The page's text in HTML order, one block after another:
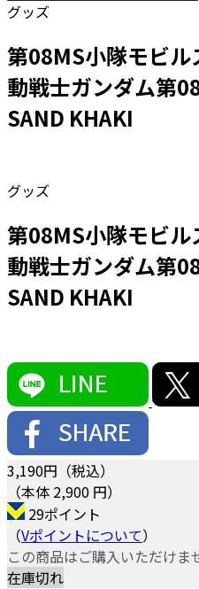
グッズ
第08MS小隊モビ
動戦士ガンダム第
SAND KHAKI
グッズ
第08MS小隊モビ
動戦士ガンダム第
SAND KHAKI
3,190円（税込）
（本体 2,900 円）
29ポイント
（Vポイントについて）
この商品はご購入いただけま
在庫切れ